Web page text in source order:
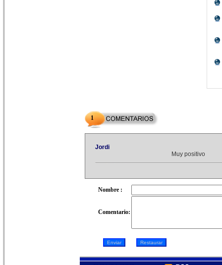
1
Jordi
Muy positivo
Nombre :
Comentario: